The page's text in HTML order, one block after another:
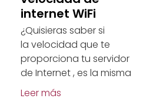
internet WiFi
¿Quisieras saber si
la velocidad que te
proporciona tu servidor
de Internet , es la misma
Leer más